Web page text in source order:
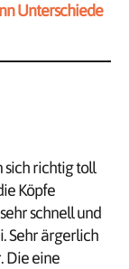
Unterschiede
sich richtig toll
Köpfe
schnell und
Sehr ärgerlich
Die eine